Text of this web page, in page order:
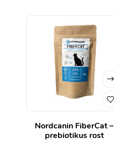
Nordcanin FiberCat –
prebiotikus rost